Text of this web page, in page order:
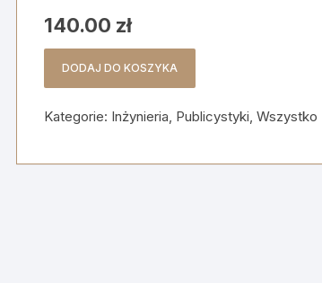
140.00 zł
separacja
Redukcja
DODAJ DO KOSZYKA
Kategorie: Inżynieria, Publicystyki,Wszystko